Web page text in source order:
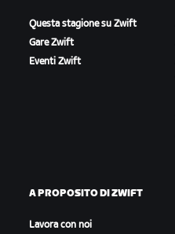
Questa stagione su Zwift
Gare Zwift
Eventi Zwift
A PROPOSITO DI ZWIFT
Lavora con noi